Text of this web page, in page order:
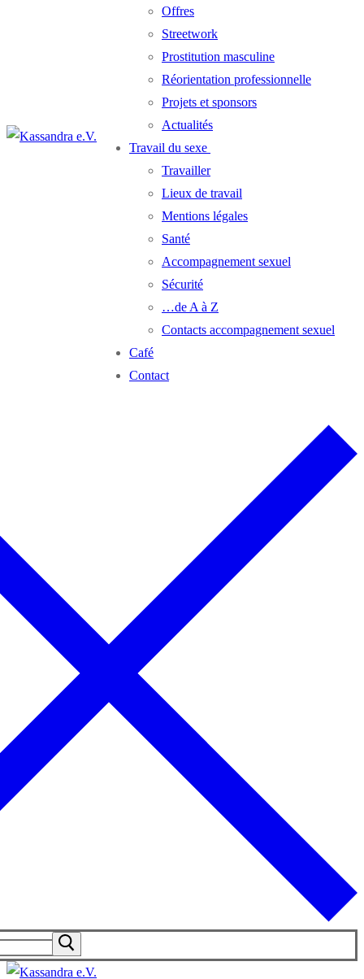
Offres
Streetwork
Prostitution masculine
Réorientation professionnelle
Projets et sponsors
Actualités
Travail du sexe
Travailler
Lieux de travail
Mentions légales
Santé
Accompagnement sexuel
Sécurité
…de A à Z
Contacts accompagnement sexuel
Café
Contact